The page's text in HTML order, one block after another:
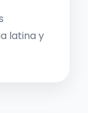
latina y